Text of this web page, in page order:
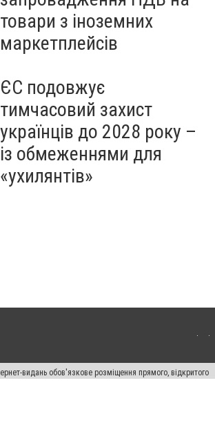
товари з іноземних
маркетплейсів
ЄС подовжує
тимчасовий захист
українців до 2028 року –
із обмеженнями для
«ухилянтів»
видань обов'язкове розміщення прямого, відкритого